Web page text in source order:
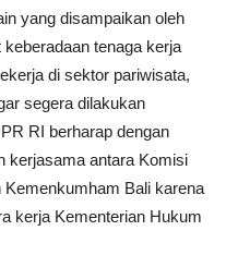
yang disampaikan oleh
tenaga kerja
di sektor pariwisata,
segera dilakukan
RI berharap dengan
kerjasama antara Komisi
Bali karena
kerja Kementerian Hukum